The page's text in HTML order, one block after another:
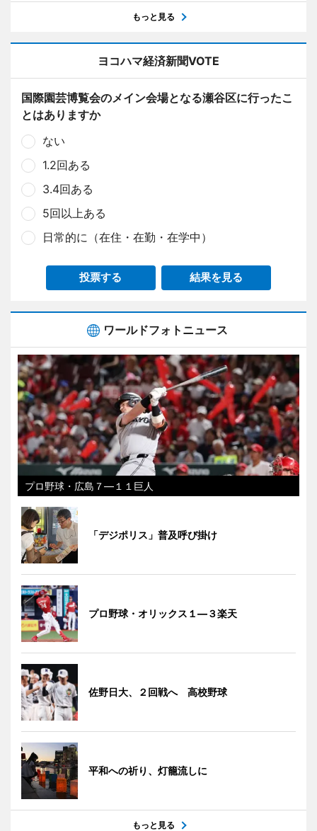
もっと見る
ヨコハマ経済新聞VOTE
国際園芸博覧会のメイン会場となる瀬谷区に行ったこ
とはありますか
ない
1.2回ある
3.4回ある
5回以上ある
日常的に（在住・在勤・在学中）
投票する 結果を見る
ワールドフォトニュース
プロ野球・広島７―１１巨人
「デジポリス」普及呼び掛け
プロ野球・オリックス１―３楽天
佐野日大、２回戦へ 高校野球
平和への祈り、灯籠流しに
もっと見る